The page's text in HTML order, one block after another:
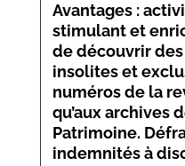
Avantages :
stimulant et
de découvrir
insolites et
numéros de la
qu’aux archives
Patrimoine.
indemnités à